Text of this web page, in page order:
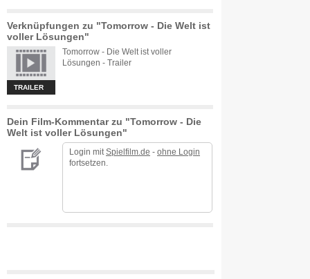
Verknüpfungen zu "Tomorrow - Die Welt ist
voller Lösungen"
TRAILER
Tomorrow - Die Welt ist voller
Lösungen - Trailer
Dein Film-Kommentar zu "Tomorrow - Die
Welt ist voller Lösungen"
Login mit Spielfilm.de - ohne Login
fortsetzen.